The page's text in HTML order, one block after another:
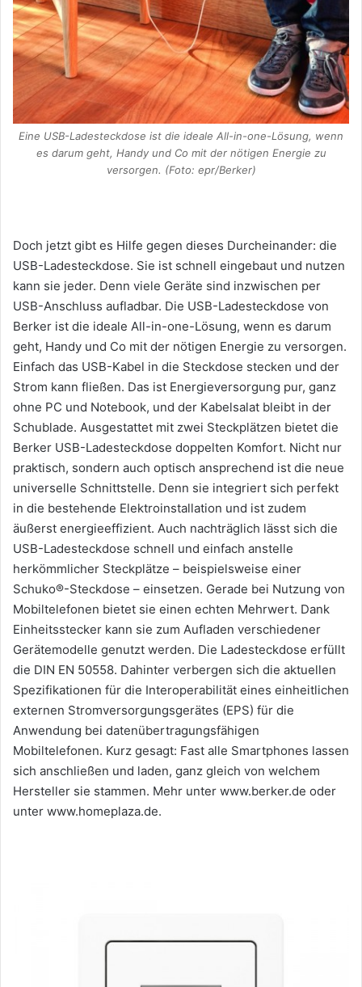
Eine USB-Ladesteckdose ist die ideale All-in-one-Lösung, wenn
es darum geht, Handy und Co mit der nötigen Energie zu
versorgen. (Foto: epr/Berker)
Doch jetzt gibt es Hilfe gegen dieses Durcheinander: die
USB-Ladesteckdose. Sie ist schnell eingebaut und nutzen
kann sie jeder. Denn viele Geräte sind inzwischen per
USB-Anschluss aufladbar. Die USB-Ladesteckdose von
Berker ist die ideale All-in-one-Lösung, wenn es darum
geht, Handy und Co mit der nötigen Energie zu versorgen.
Einfach das USB-Kabel in die Steckdose stecken und der
Strom kann fließen. Das ist Energieversorgung pur, ganz
ohne PC und Notebook, und der Kabelsalat bleibt in der
Schublade. Ausgestattet mit zwei Steckplätzen bietet die
Berker USB-Ladesteckdose doppelten Komfort. Nicht nur
praktisch, sondern auch optisch ansprechend ist die neue
universelle Schnittstelle. Denn sie integriert sich perfekt
in die bestehende Elektroinstallation und ist zudem
äußerst energieeffizient. Auch nachträglich lässt sich die
USB-Ladesteckdose schnell und einfach anstelle
herkömmlicher Steckplätze – beispielsweise einer
Schuko®-Steckdose – einsetzen. Gerade bei Nutzung von
Mobiltelefonen bietet sie einen echten Mehrwert. Dank
Einheitsstecker kann sie zum Aufladen verschiedener
Gerätemodelle genutzt werden. Die Ladesteckdose erfüllt
die DIN EN 50558. Dahinter verbergen sich die aktuellen
Spezifikationen für die Interoperabilität eines einheitlichen
externen Stromversorgungsgerätes (EPS) für die
Anwendung bei datenübertragungsfähigen
Mobiltelefonen. Kurz gesagt: Fast alle Smartphones lassen
sich anschließen und laden, ganz gleich von welchem
Hersteller sie stammen. Mehr unter www.berker.de oder
unter www.homeplaza.de.